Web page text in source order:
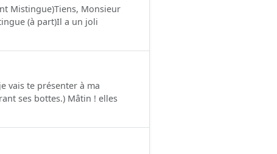
Mistingue)Tiens, Monsieur
(à part)Il a un joli
vais te présenter à ma
ses bottes.) Mâtin ! elles